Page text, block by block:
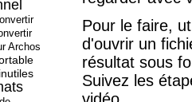
Pour le faire,
d'ouvrir un
résultat sous
Suivez les
Archos